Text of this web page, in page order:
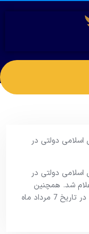
اسلامی دولتی در
اسلامی دولتی در
(در تاریخ 31 تیرماه 1404) اعلام شد. همچنین
تاریخ برگزاری حراج جدید اوراق یاد شده در تاریخ 7 مرداد ماه